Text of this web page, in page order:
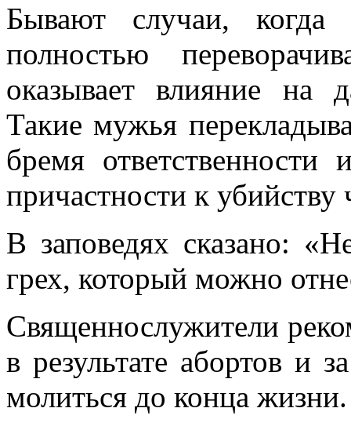
Бывают случаи, когда
полностью
оказывает влияние на
Такие мужья
бремя
причастности к убийству
В заповедях сказано:
грех, который можно
Священнослужители
в результате абортов и
молиться до конца жизни.